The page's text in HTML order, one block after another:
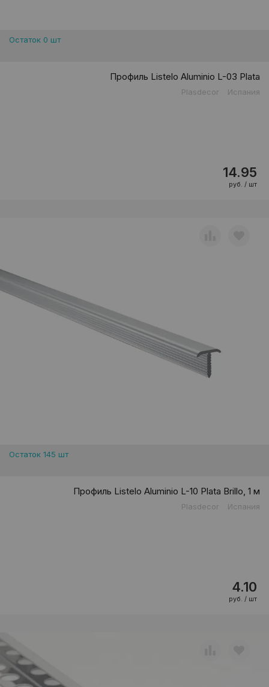
Остаток 0 шт
Профиль Listelo Aluminio L-03 Plata
Plasdecor Испания
14.95
руб. / шт
Остаток 145 шт
Профиль Listelo Aluminio L-10 Plata Brillo, 1 м
Plasdecor Испания
4.10
руб. / шт